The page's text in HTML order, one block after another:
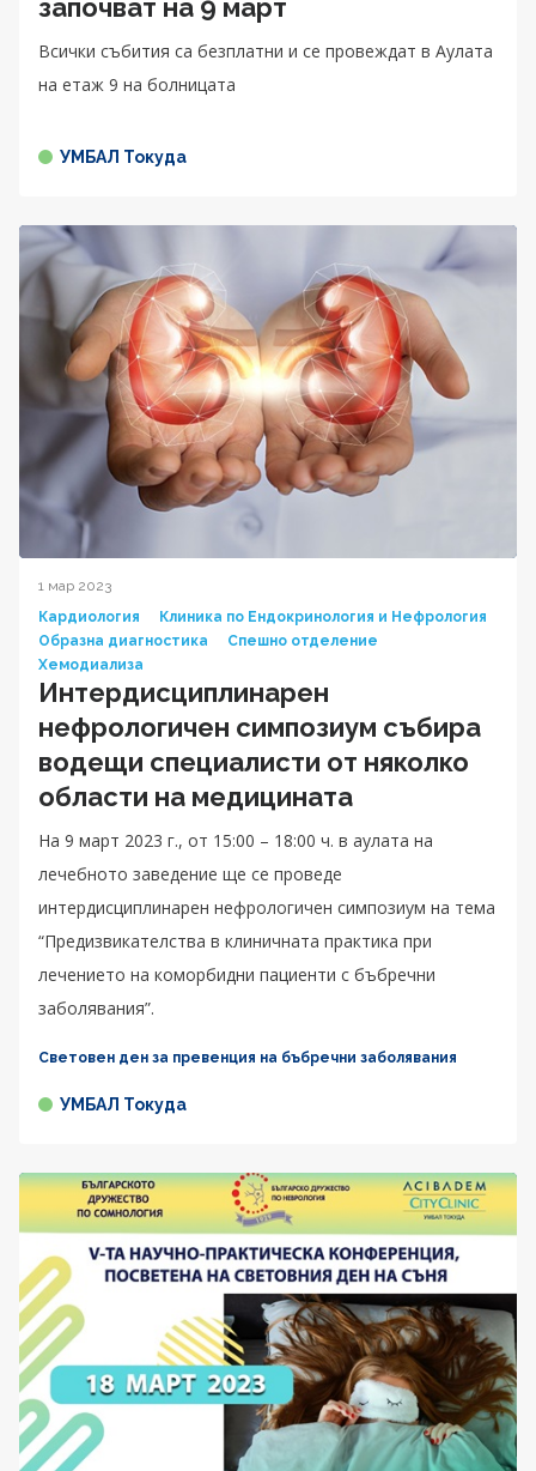
започват на 9 март
Всички събития са безплатни и се провеждат в Аулата
на етаж 9 на болницата
УМБАЛ Токуда
1 мар 2023
Кардиология
Клиника по Ендокринология и Нефрология
Образна диагностика
Спешно отделение
Хемодиализа
Интердисциплинарен
нефрологичен симпозиум събира
водещи специалисти от няколко
области на медицината
На 9 март 2023 г., от 15:00 – 18:00 ч. в аулата на
лечебното заведение ще се проведе
интердисциплинарен нефрологичен симпозиум на тема
“Предизвикателства в клиничната практика при
лечението на коморбидни пациенти с бъбречни
заболявания”.
Световен ден за превенция на бъбречни заболявания
УМБАЛ Токуда